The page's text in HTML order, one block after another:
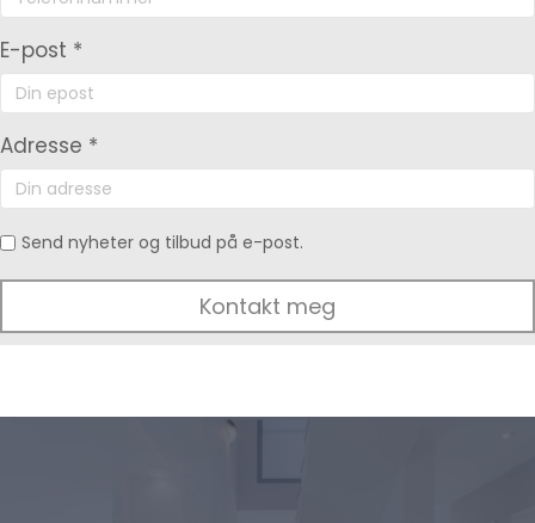
E-post *
Adresse *
Send nyheter og tilbud på e-post.